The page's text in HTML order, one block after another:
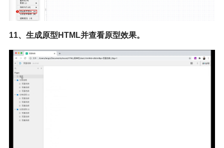
11、生成原型HTML并查看原型效果。